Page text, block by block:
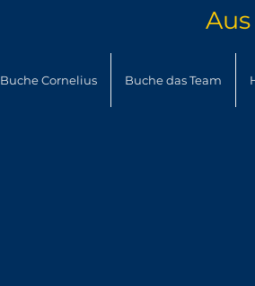
Buche Cornelius Buche das Team